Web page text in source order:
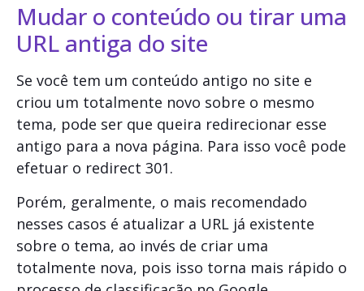
Mudar o conteúdo ou tirar uma
URL antiga do site
Se você tem um conteúdo antigo no site e
criou um totalmente novo sobre o mesmo
tema, pode ser que queira redirecionar esse
antigo para a nova página. Para isso você pode
efetuar o redirect 301.
Porém, geralmente, o mais recomendado
nesses casos é atualizar a URL já existente
sobre o tema, ao invés de criar uma
totalmente nova, pois isso torna mais rápido o